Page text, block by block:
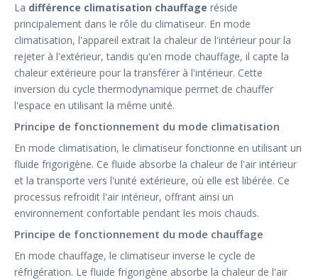
La différence climatisation chauffage réside
principalement dans le rôle du climatiseur. En mode
climatisation, l'appareil extrait la chaleur de l'intérieur pour la
rejeter à l'extérieur, tandis qu'en mode chauffage, il capte la
chaleur extérieure pour la transférer à l'intérieur. Cette
inversion du cycle thermodynamique permet de chauffer
l'espace en utilisant la même unité.
Principe de fonctionnement du mode climatisation
En mode climatisation, le climatiseur fonctionne en utilisant un
fluide frigorigène. Ce fluide absorbe la chaleur de l'air intérieur
et la transporte vers l'unité extérieure, où elle est libérée. Ce
processus refroidit l'air intérieur, offrant ainsi un
environnement confortable pendant les mois chauds.
Principe de fonctionnement du mode chauffage
En mode chauffage, le climatiseur inverse le cycle de
réfrigération. Le fluide frigorigène absorbe la chaleur de l'air